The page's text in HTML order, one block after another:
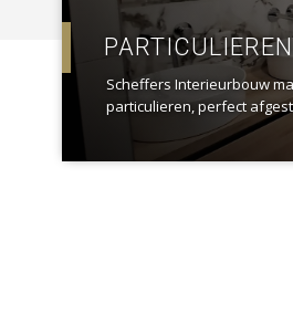
PARTICULIEREN
Scheffers Interieurbouw
particulieren, perfect